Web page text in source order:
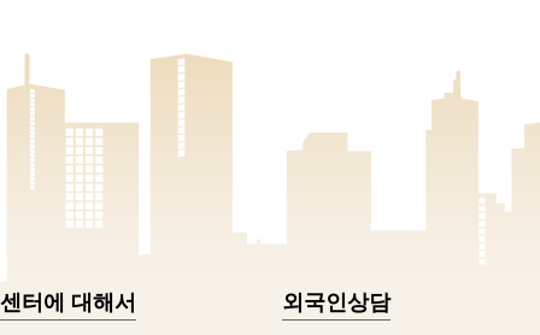
센터에 대해서 외국인상담